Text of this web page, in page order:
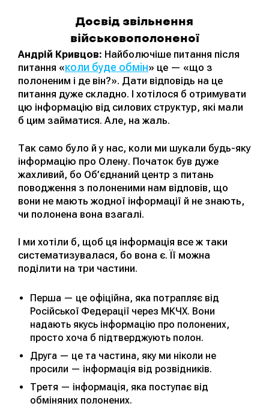
Досвід звільнення
військовополоненої
Андрій Кривцов: Найболючіше питання після
питання «коли буде обмін» це — «що з
полоненим і де він?». Дати відповідь на це
питання дуже складно. І хотілося б отримувати
цю інформацію від силових структур, які мали
б цим займатися. Але, на жаль.
Так само було й у нас, коли ми шукали будь-яку
інформацію про Олену. Початок був дуже
жахливий, бо Об’єднаний центр з питань
поводження з полоненими нам відповів, що
вони не мають жодної інформації й не знають,
чи полонена вона взагалі.
І ми хотіли б, щоб ця інформація все ж таки
систематизувалася, бо вона є. Її можна
поділити на три частини.
Перша — це офіційна, яка потрапляє від
Російської Федерації через МКЧХ. Вони
надають якусь інформацію про полонених,
просто хоча б підтверджують полон.
Друга — це та частина, яку ми ніколи не
просили — інформація від розвідників.
Третя — інформація, яка поступає від
обміняних полонених.